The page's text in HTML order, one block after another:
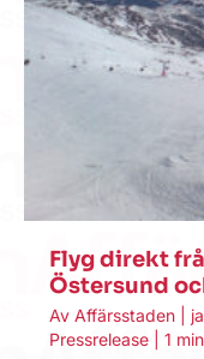
Flyg direkt
Östersund
Av Affärsstaden
Pressrelease
1